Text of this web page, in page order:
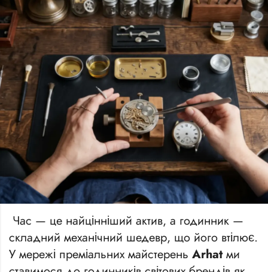
Час — це найцінніший актив, а годинник —
складний механічний шедевр, що його втілює.
У мережі преміальних майстерень Arhatми